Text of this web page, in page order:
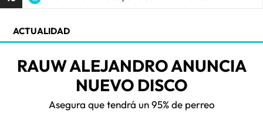
ACTUALIDAD
RAUW ALEJANDRO ANUNCIA
NUEVO DISCO
Asegura que tendrá un 95% de perreo